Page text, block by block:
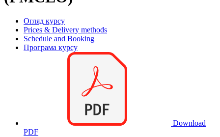
Огляд курсу
Prices & Delivery methods
Schedule and Booking
Програма курсу
Download
PDF